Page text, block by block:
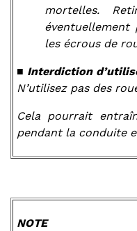
mortelles.
éventuellement
les écrous de
■ Interdiction
N’utilisez pas des
Cela pourrait
pendant la conduite
NOTE